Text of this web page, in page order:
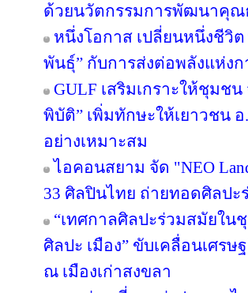
ด้วยนวัตกรรมการพัฒนาคุณ
หนึ่งโอกาส เปลี่ยนหนึ่งชีวิ
พันธุ์” กับการส่งต่อพลังแห่งก
GULF เสริมเกราะให้ชุมช
พิบัติ” เพิ่มทักษะให้เยาวชน
อย่างเหมาะสม
ไอคอนสยาม จัด "NEO
33 ศิลปินไทย ถ่ายทอดศิลปะ
“เทศกาลศิลปะร่วมสมัยในชุ
ศิลปะ เมือง” ขับเคลื่อนเศรษ
ณ เมืองเก่าสงขลา